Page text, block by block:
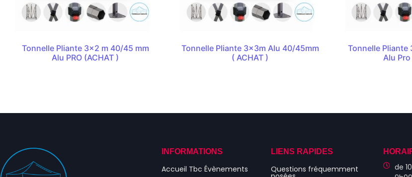
Tonnelle Pliante 3×2 m 40/45 mm
Alu PRO (ACHAT )
Tonnelle Pliante 3x3m Alu 40/45mm
( ACHAT )
Tonnelle Pliante
Alu Pro
INFORMATIONS
Accueil Tbc Évènements
LIENS RAPIDES
Questions fréquemment
de